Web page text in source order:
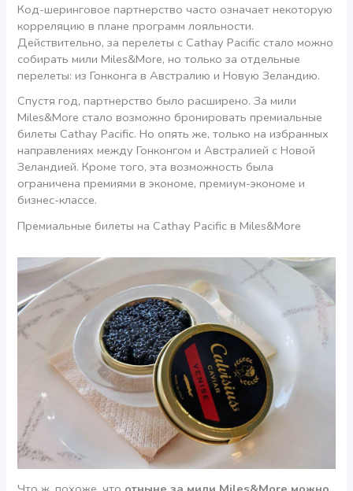
Код-шеринговое партнерство часто означает некоторую
корреляцию в плане программ лояльности.
Действительно, за перелеты с Cathay Pacific стало можно
собирать мили Miles&More, но только за отдельные
перелеты: из Гонконга в Австралию и Новую Зеландию.
Спустя год, партнерство было расширено. За мили
Miles&More стало возможно бронировать премиальные
билеты Cathay Pacific. Но опять же, только на избранных
направлениях между Гонконгом и Австралией с Новой
Зеландией. Кроме того, эта возможность была
ограничена премиями в экономе, премиум-экономе и
бизнес-классе.
Премиальные билеты на Cathay Pacific в Miles&More